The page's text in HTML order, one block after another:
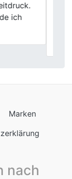
und
Marken
nach